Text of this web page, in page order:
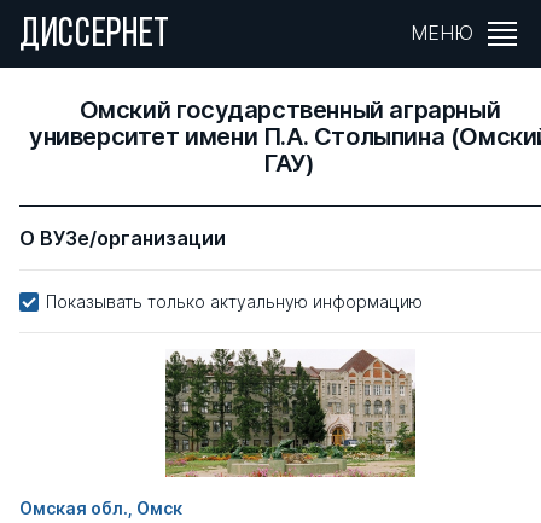
ДИССЕРНЕТ МЕНЮ
Омский государственный аграрный
университет имени П.А. Столыпина
ГАУ)
О ВУЗе/организации
Показывать только актуальную информацию
Омская обл., Омск